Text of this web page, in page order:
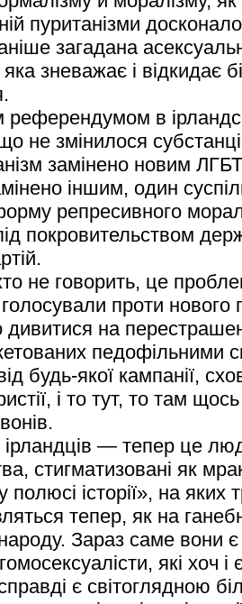
пуританізми
загадана
зневажає і відкидає
референдумом в
не змінилося
замінено новим
іншим, один
репресивного
покровительством
не говорить, це
голосували проти
на
педофільними
будь-якої кампанії,
і то тут, то там
— тепер це
стигматизовані як
історії», на яких
тепер, як на
народу. Зараз саме вони
які хоч і
є світоглядною